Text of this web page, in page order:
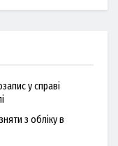
у справі
з обліку в